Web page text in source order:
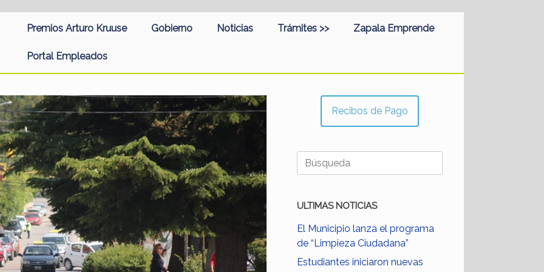
Premios Arturo Kruuse Gobierno Noticias Trámites >> Zapala Emprende
Portal Empleados
Recibos de Pago
Buscar:
ULTIMAS NOTICIAS
El Municipio lanza el programa
de “Limpieza Ciudadana”
Estudiantes iniciaron nuevas